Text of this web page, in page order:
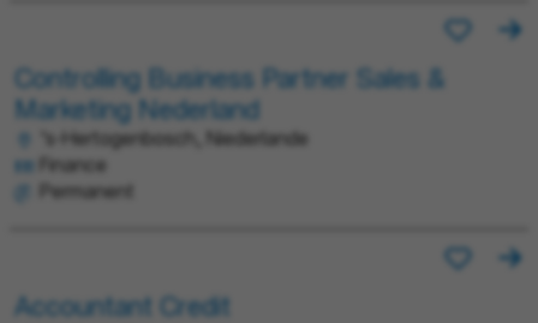
Controlling Business Partner Sales &
Marketing Nederland
’s-Hertogenbosch, Niederlande
Finance
Permanent
Accountant Credit